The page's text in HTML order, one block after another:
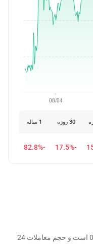
08/04
30 روزه 1 ساله
-17.5%
-82.8%
قیمت امروز Secret (SCRT) برابر با $0.0326 است و حجم معاملات 24